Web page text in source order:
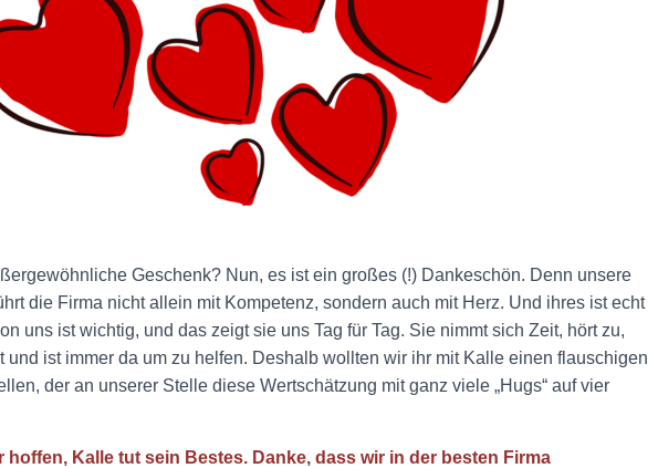
Geschenk? Nun, es ist ein großes (!) Dankeschön. Denn unsere
die Firma nicht allein mit Kompetenz, sondern auch mit Herz. Und ihres ist echt
uns ist wichtig, und das zeigt sie uns Tag für Tag. Sie nimmt sich Zeit, hört zu,
und ist immer da um zu helfen. Deshalb wollten wir ihr mit Kalle einen flauschigen
der an unserer Stelle diese Wertschätzung mit ganz viele „Hugs“ auf vier
hoffen, Kalle tut sein Bestes. Danke, dass wir in der besten Firma